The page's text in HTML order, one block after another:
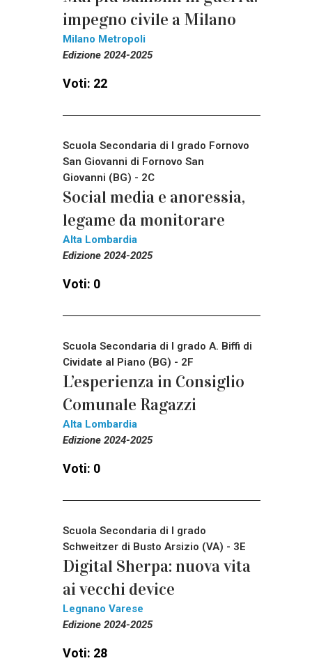
impegno civile a Milano
Milano Metropoli
Edizione 2024-2025
Voti: 22
Scuola Secondaria di I grado Fornovo
San Giovanni di Fornovo San
Giovanni (BG) - 2C
Social media e anoressia,
legame da monitorare
Alta Lombardia
Edizione 2024-2025
Voti: 0
Scuola Secondaria di I grado A. Biffi di
Cividate al Piano (BG) - 2F
L’esperienza in Consiglio
Comunale Ragazzi
Alta Lombardia
Edizione 2024-2025
Voti: 0
Scuola Secondaria di I grado
Schweitzer di Busto Arsizio (VA) - 3E
Digital Sherpa: nuova vita
ai vecchi device
Legnano Varese
Edizione 2024-2025
Voti: 28